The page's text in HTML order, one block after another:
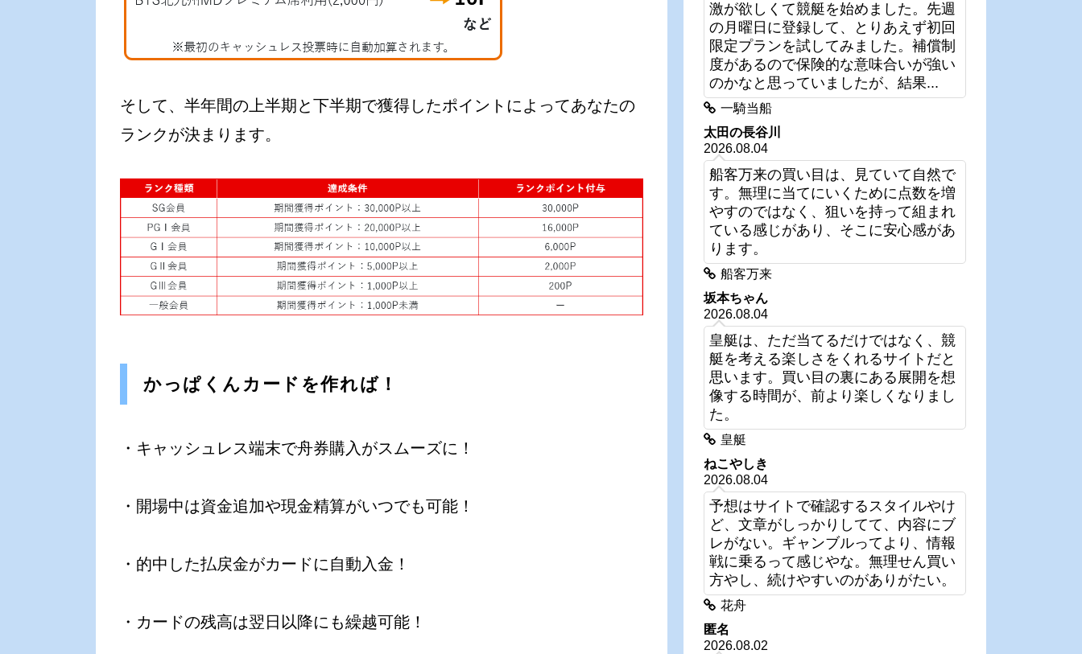
そして、半年間の上半期と下半期で獲得したポイントによってあなたの
ランクが決まります。
かっぱくんカードを作れば！
・キャッシュレス端末で舟券購入がスムーズに！
・開場中は資金追加や現金精算がいつでも可能！
・的中した払戻金がカードに自動入金！
・カードの残高は翌日以降にも繰越可能！
激が欲しくて競艇を始めました。先週
の月曜日に登録して、とりあえず初回
限定プランを試してみました。補償制
度があるので保険的な意味合いが強い
のかなと思っていましたが、結果...
一騎当船
太田の長谷川
2026.08.04
船客万来の買い目は、見ていて自然で
す。無理に当てにいくために点数を増
やすのではなく、狙いを持って組まれ
ている感じがあり、そこに安心感があ
ります。
船客万来
坂本ちゃん
2026.08.04
皇艇は、ただ当てるだけではなく、競
艇を考える楽しさをくれるサイトだと
思います。買い目の裏にある展開を想
像する時間が、前より楽しくなりまし
た。
皇艇
ねこやしき
2026.08.04
予想はサイトで確認するスタイルやけ
ど、文章がしっかりしてて、内容にブ
レがない。ギャンブルってより、情報
戦に乗るって感じやな。無理せん買い
方やし、続けやすいのがありがたい。
花舟
匿名
2026.08.02